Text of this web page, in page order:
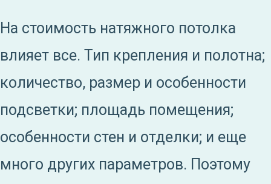
На стоимость натяжного потолка
влияет все. Тип крепления и полотна;
количество, размер и особенности
подсветки; площадь помещения;
особенности стен и отделки; и еще
много других параметров. Поэтому